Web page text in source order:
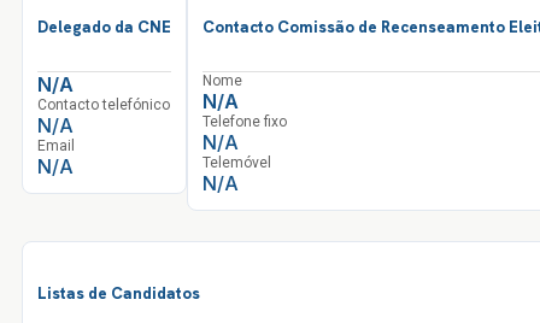
Delegado da CNE
N/A
Contacto telefónico
N/A
Email
N/A
Contacto Comissão de Recenseamento
Nome
N/A
Telefone fixo
N/A
Telemóvel
N/A
Listas de Candidatos